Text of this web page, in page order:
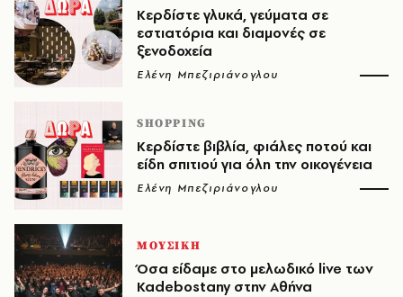
Κερδίστε γλυκά, γεύματα σε
εστιατόρια και διαμονές σε
ξενοδοχεία
Ελένη Μπεζιριάνογλου
SHOPPING
Κερδίστε βιβλία, φιάλες ποτού και
είδη σπιτιού για όλη την οικογένεια
Ελένη Μπεζιριάνογλου
ΜΟΥΣΙΚΗ
Όσα είδαμε στο μελωδικό live των
Kadebostany στην Αθήνα